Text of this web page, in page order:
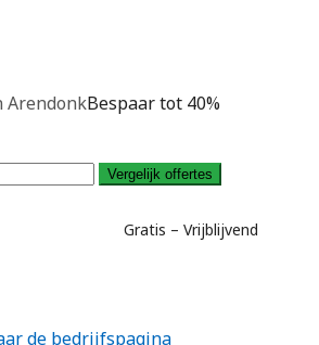
ArendonkBespaar tot 40%
Vergelijk offertes
Gratis – Vrijblijvend
de bedrijfspagina